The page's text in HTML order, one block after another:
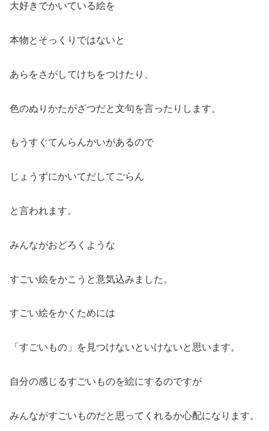
大好きでかいている絵を
本物とそっくりではないと
あらをさがしてけちをつけたり、
色のぬりかたがざつだと文句を言ったりします。
もうすぐてんらんかいがあるので
じょうずにかいてだしてごらん
と言われます。
みんながおどろくような
すごい絵をかこうと意気込みました。
すごい絵をかくためには
「すごいもの」を見つけないといけないと思います。
自分の感じるすごいものを絵にするのですが
みんながすごいものだと思ってくれるか心配になります。